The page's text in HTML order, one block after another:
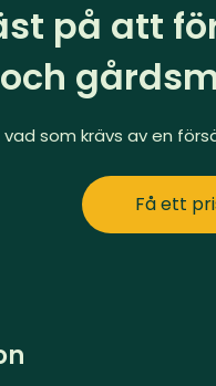
på att
som krävs av en
Få ett